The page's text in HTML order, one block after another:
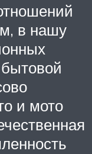
в нашу
и мото